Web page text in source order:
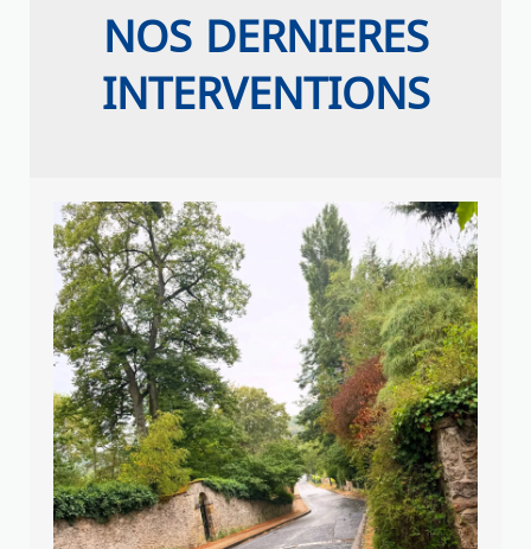
NOS DERNIERES
INTERVENTIONS